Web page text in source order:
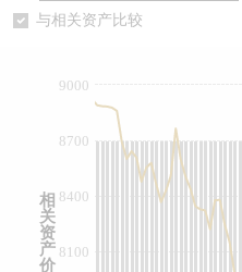
与相关资产比较
8100
8400
8700
9000
相
关
资
产
价
认股证/牛熊证日志
认股证文件及公告 (瑞信)
牛熊证到期结算价查找
牛熊证文件及公告
牛熊证文件及公告 (瑞信)
中资ETFs溢价比较
收市竞价变化